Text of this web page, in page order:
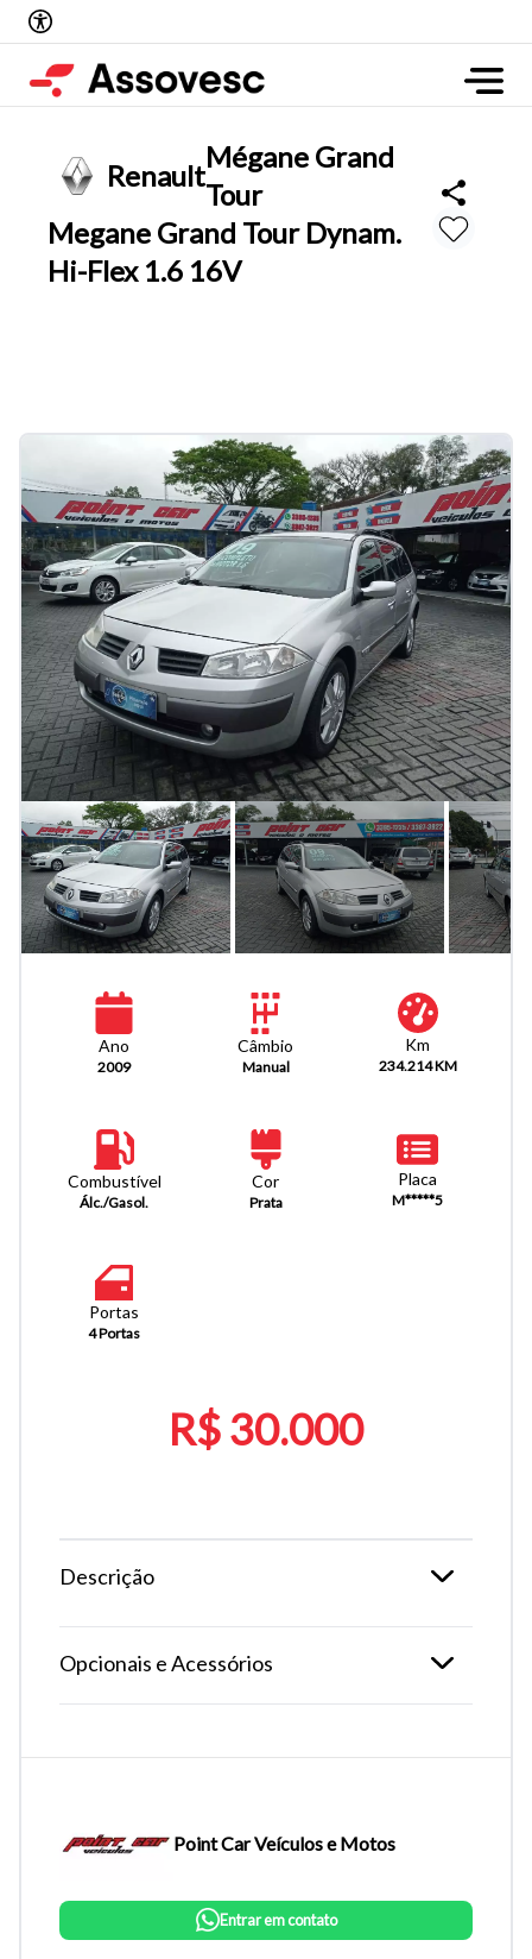
Renault
Mégane Grand
Tour
Megane Grand Tour Dynam.
Hi-Flex 1.6 16V
Ano
2009
Câmbio
Manual
Km
234.214 KM
Combustível
Álc./Gasol.
Cor
Prata
Placa
M*****5
Portas
4 Portas
R$ 30.000
Descrição
Opcionais e Acessórios
Point Car Veículos e Motos
Entrar em contato